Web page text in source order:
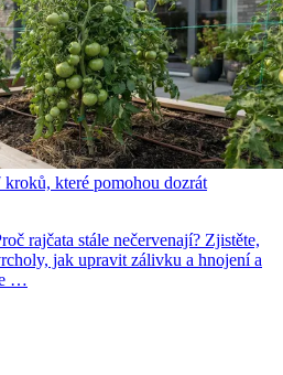
které pomohou dozrát
rajčata stále nečervenají? Zjistěte,
jak upravit zálivku a hnojení a
…